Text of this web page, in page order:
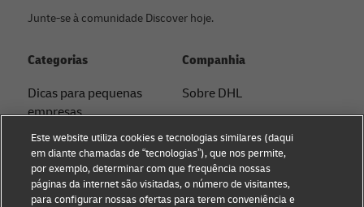
Junte-se à comunidade Discover hoje.
Categorias
Dicas para pequenas
empresas
Dicas de comércio
eletrônico
Dicas B2B
Companhia
Sobre DHL
Imprensa
Sustentabilidade
Este website utiliza cookies e tecnologias similares (daqui
em diante chamadas de “tecnologias”), que nos permite,
por exemplo, determinar com que frequência nossas
páginas da internet são visitadas, o número de visitantes,
para configurar nossas ofertas para terem conveniência e